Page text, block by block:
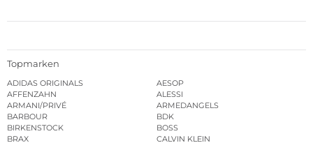
Topmarken
ADIDAS ORIGINALS
AESOP
AFFENZAHN
ALESSI
ARMANI/PRIVÉ
ARMEDANGELS
BARBOUR
BDK
BIRKENSTOCK
BOSS
BRAX
CALVIN KLEIN